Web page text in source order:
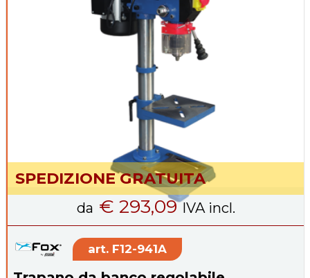
F12-941A
SPEDIZIONE GRATUITA
da € 293,09IVA incl.